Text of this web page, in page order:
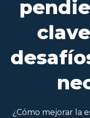
¿Cómo mejorar la